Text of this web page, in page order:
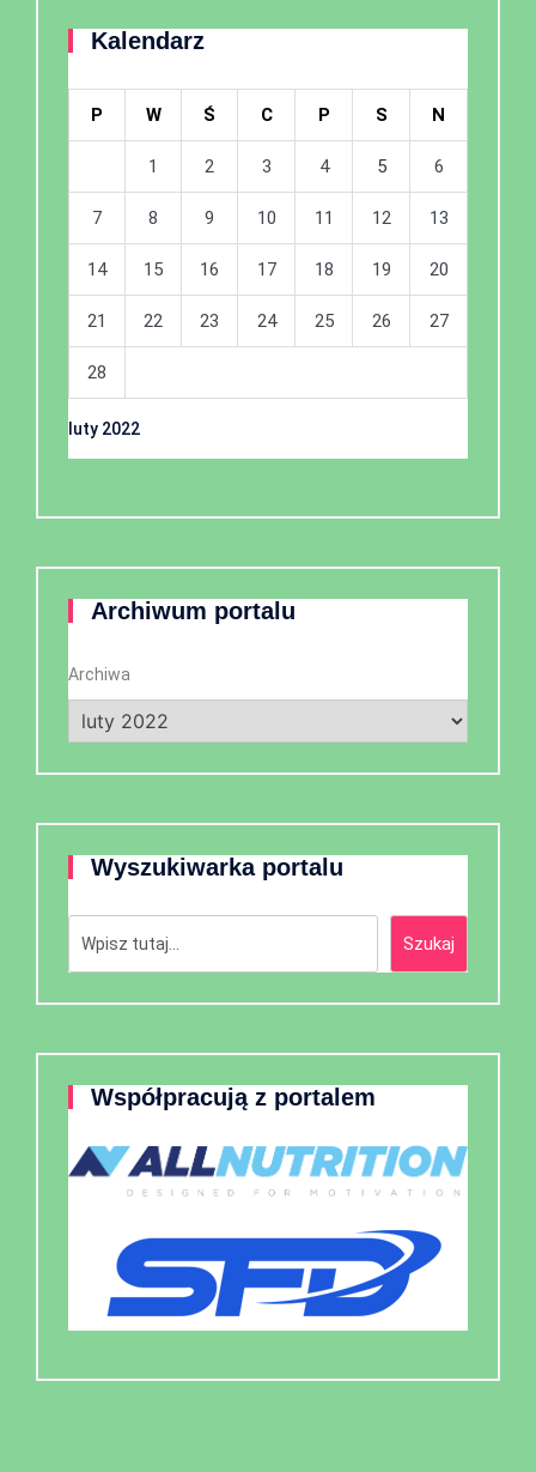
Kalendarz
luty 2022
P W Ś C P S N
1 2 3 4 5 6
7 8 9 10 11 12 13
14 15 16 17 18 19 20
21 22 23 24 25 26 27
28
Archiwum portalu
Archiwa
Wyszukiwarka portalu
Szukaj
Współpracują z portalem